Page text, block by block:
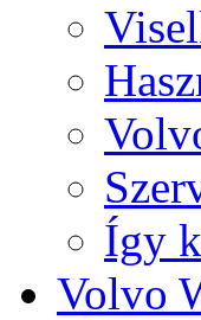
Így
Volvo